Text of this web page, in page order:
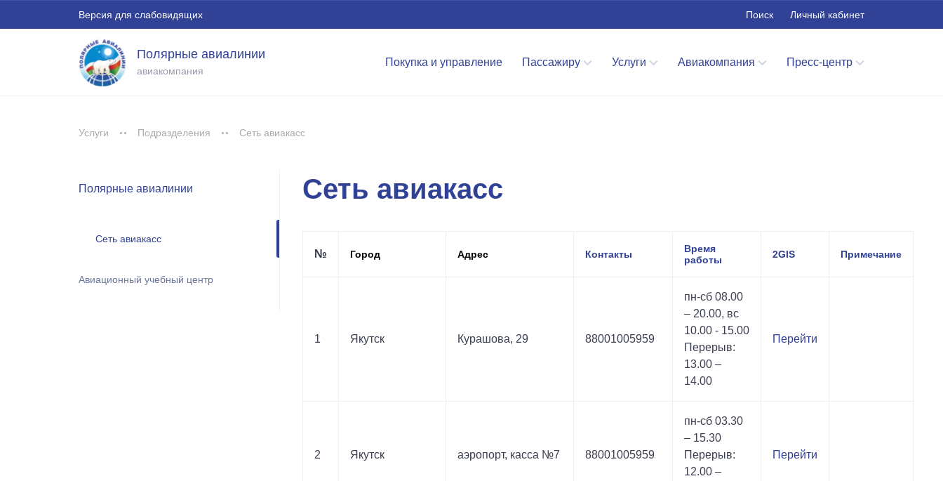
Версия для слабовидящих Поиск Личный кабинет
Полярные авиалинии
авиакомпания
Покупка и управление Пассажиру Услуги Авиакомпания Пресс-центр
Услуги Подразделения Сеть авиакасс
Полярные авиалинии
Сеть авиакасс
Авиационный учебный центр
Сеть авиакасс
№ Город Адрес Контакты
Время
работы
2GIS Примечание
1 Якутск Курашова, 29 88001005959
пн-сб 08.00
– 20.00, вс
10.00 - 15.00
Перерыв:
13.00 –
14.00
Перейти
2 Якутск аэропорт, касса №7 88001005959
пн-сб 03.30
– 15.30
Перерыв:
12.00 –
Перейти